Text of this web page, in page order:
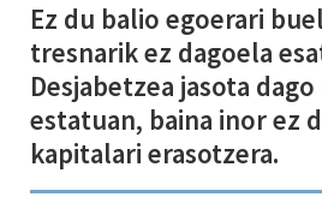
Ez du balio egoerari
tresnarik ez dagoela
Desjabetzea jasota dago
estatuan, baina inor ez
kapitalari erasotzera.